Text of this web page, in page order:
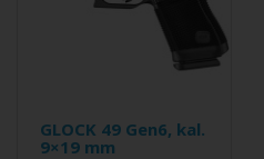
GLOCK 49 Gen6, kal.
9×19 mm